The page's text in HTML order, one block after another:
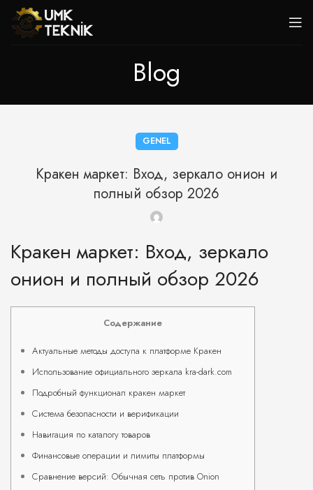
Blog
GENEL
Кракен маркет: Вход, зеркало онион и
полный обзор 2026
Кракен маркет: Вход, зеркало
онион и полный обзор 2026
Содержание
Актуальные методы доступа к платформе Кракен
Использование официального зеркала kra-dark.com
Подробный функционал кракен маркет
Система безопасности и верификации
Навигация по каталогу товаров
Финансовые операции и лимиты платформы
Сравнение версий: Обычная сеть против Onion